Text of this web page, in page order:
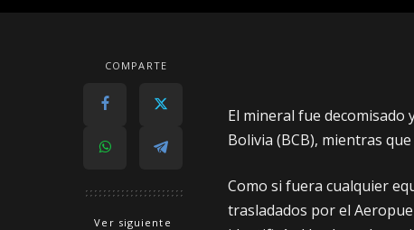
COMPARTE
Ver siguiente
El mineral fue decomisado
Bolivia (BCB), mientras
Como si fuera cualquier
trasladados por el